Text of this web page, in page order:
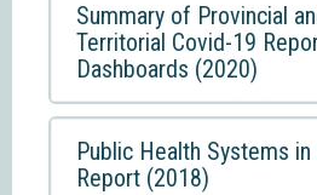
Summary of Provincial
Territorial Covid-19
Dashboards (2020)
Public Health Systems in
Report (2018)